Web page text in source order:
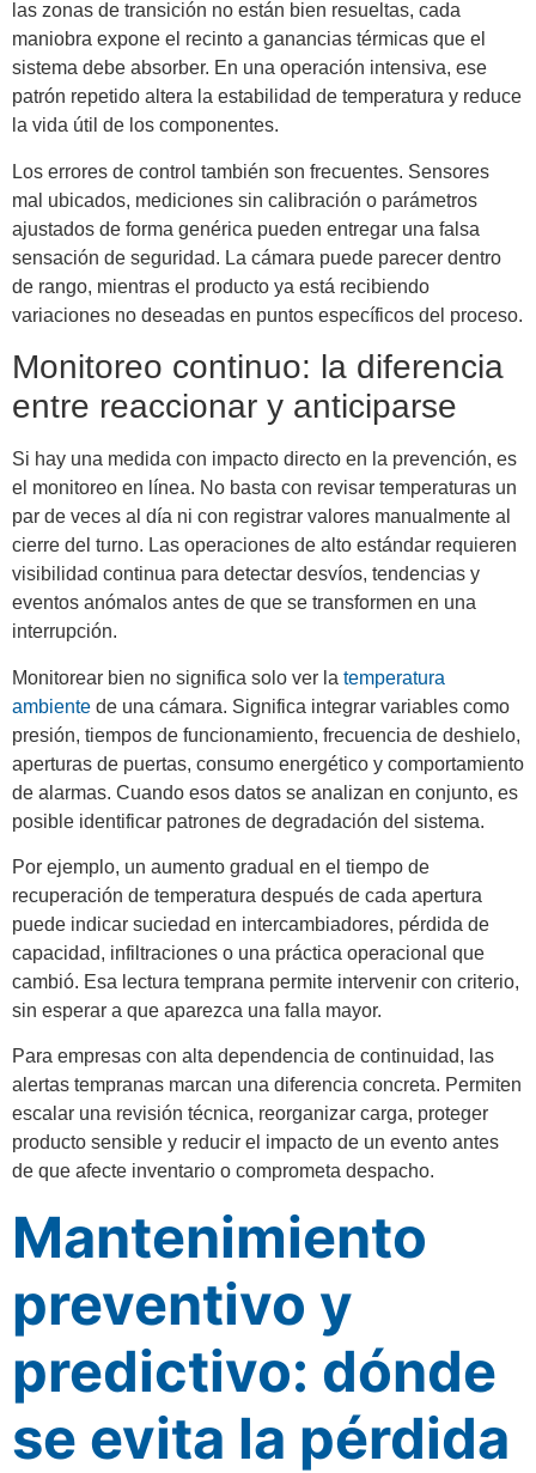
las zonas de transición no están bien resueltas, cada
maniobra expone el recinto a ganancias térmicas que el
sistema debe absorber. En una operación intensiva, ese
patrón repetido altera la estabilidad de temperatura y reduce
la vida útil de los componentes.
Los errores de control también son frecuentes. Sensores
mal ubicados, mediciones sin calibración o parámetros
ajustados de forma genérica pueden entregar una falsa
sensación de seguridad. La cámara puede parecer dentro
de rango, mientras el producto ya está recibiendo
variaciones no deseadas en puntos específicos del proceso.
Monitoreo continuo: la diferencia
entre reaccionar y anticiparse
Si hay una medida con impacto directo en la prevención, es
el monitoreo en línea. No basta con revisar temperaturas un
par de veces al día ni con registrar valores manualmente al
cierre del turno. Las operaciones de alto estándar requieren
visibilidad continua para detectar desvíos, tendencias y
eventos anómalos antes de que se transformen en una
interrupción.
Monitorear bien no significa solo ver la temperatura
ambiente de una cámara. Significa integrar variables como
presión, tiempos de funcionamiento, frecuencia de deshielo,
aperturas de puertas, consumo energético y comportamiento
de alarmas. Cuando esos datos se analizan en conjunto, es
posible identificar patrones de degradación del sistema.
Por ejemplo, un aumento gradual en el tiempo de
recuperación de temperatura después de cada apertura
puede indicar suciedad en intercambiadores, pérdida de
capacidad, infiltraciones o una práctica operacional que
cambió. Esa lectura temprana permite intervenir con criterio,
sin esperar a que aparezca una falla mayor.
Para empresas con alta dependencia de continuidad, las
alertas tempranas marcan una diferencia concreta. Permiten
escalar una revisión técnica, reorganizar carga, proteger
producto sensible y reducir el impacto de un evento antes
de que afecte inventario o comprometa despacho.
Mantenimiento
preventivo y
predictivo: dónde
se evita la pérdida